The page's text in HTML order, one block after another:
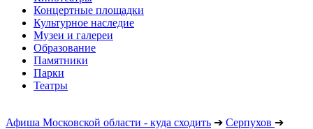
Концертные площадки
Культурное наследие
Музеи и галереи
Образование
Памятники
Парки
Театры
Афиша Московской области - куда сходить ➔ Серпухов ➔